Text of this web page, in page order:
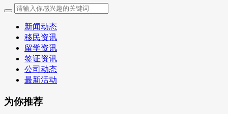
新闻动态
移民资讯
留学资讯
签证资讯
公司动态
最新活动
为你推荐